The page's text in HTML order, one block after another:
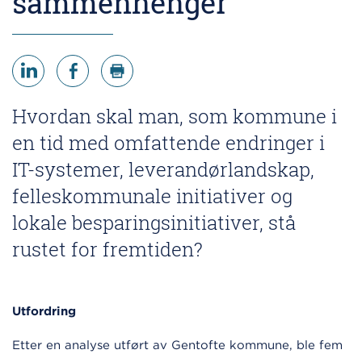
Hvordan skal man, som kommune i
en tid med omfattende endringer i
IT-systemer, leverandørlandskap,
felleskommunale initiativer og
lokale besparingsinitiativer, stå
rustet for fremtiden?
Utfordring
Etter en analyse utført av Gentofte kommune, ble fem